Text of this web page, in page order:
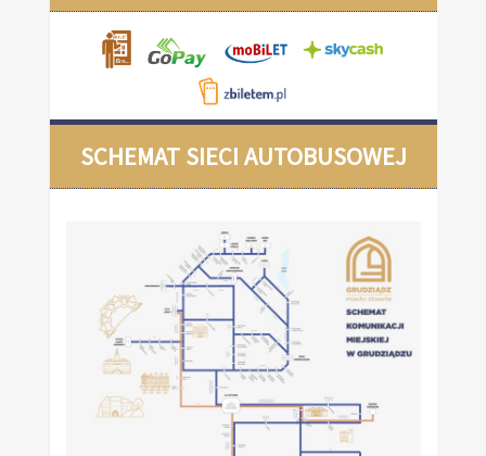
SCHEMAT SIECI AUTOBUSOWEJ